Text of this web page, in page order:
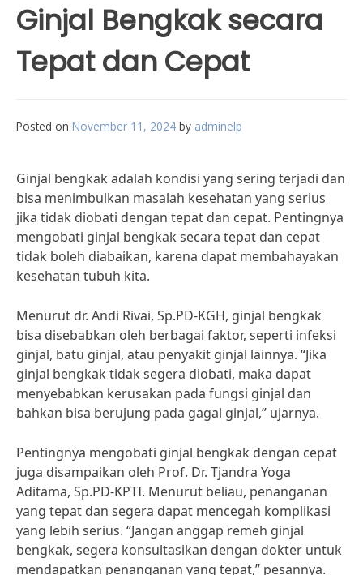
Ginjal Bengkak secara
Tepat dan Cepat
Posted on November 11, 2024 by adminelp
Ginjal bengkak adalah kondisi yang sering terjadi dan
bisa menimbulkan masalah kesehatan yang serius
jika tidak diobati dengan tepat dan cepat. Pentingnya
mengobati ginjal bengkak secara tepat dan cepat
tidak boleh diabaikan, karena dapat membahayakan
kesehatan tubuh kita.
Menurut dr. Andi Rivai, Sp.PD-KGH, ginjal bengkak
bisa disebabkan oleh berbagai faktor, seperti infeksi
ginjal, batu ginjal, atau penyakit ginjal lainnya. “Jika
ginjal bengkak tidak segera diobati, maka dapat
menyebabkan kerusakan pada fungsi ginjal dan
bahkan bisa berujung pada gagal ginjal,” ujarnya.
Pentingnya mengobati ginjal bengkak dengan cepat
juga disampaikan oleh Prof. Dr. Tjandra Yoga
Aditama, Sp.PD-KPTI. Menurut beliau, penanganan
yang tepat dan segera dapat mencegah komplikasi
yang lebih serius. “Jangan anggap remeh ginjal
bengkak, segera konsultasikan dengan dokter untuk
mendapatkan penanganan yang tepat,” pesannya.